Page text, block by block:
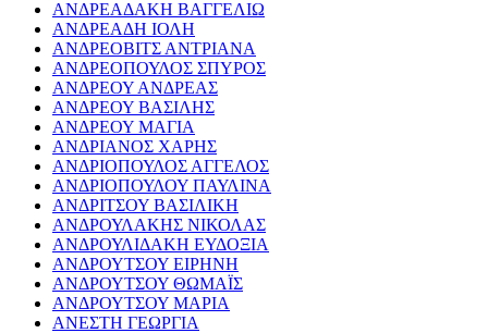
ΑΝΔΡΕΑΔΑΚΗ ΒΑΓΓΕΛΙΩ
ΑΝΔΡΕΑΔΗ ΙΟΛΗ
ΑΝΔΡΕΟΒΙΤΣ ΑΝΤΡΙΑΝΑ
ΑΝΔΡΕΟΠΟΥΛΟΣ ΣΠΥΡΟΣ
ΑΝΔΡΕΟΥ ΑΝΔΡΕΑΣ
ΑΝΔΡΕΟΥ ΒΑΣΙΛΗΣ
ΑΝΔΡΕΟΥ ΜΑΓΙΑ
ΑΝΔΡΙΑΝΟΣ ΧΑΡΗΣ
ΑΝΔΡΙΟΠΟΥΛΟΣ ΑΓΓΕΛΟΣ
ΑΝΔΡΙΟΠΟΥΛΟΥ ΠΑΥΛΙΝΑ
ΑΝΔΡΙΤΣΟΥ ΒΑΣΙΛΙΚΗ
ΑΝΔΡΟΥΛΑΚΗΣ ΝΙΚΟΛΑΣ
ΑΝΔΡΟΥΛΙΔΑΚΗ ΕΥΔΟΞΙΑ
ΑΝΔΡΟΥΤΣΟΥ ΕΙΡΗΝΗ
ΑΝΔΡΟΥΤΣΟΥ ΘΩΜΑΪΣ
ΑΝΔΡΟΥΤΣΟΥ ΜΑΡΙΑ
ΑΝΕΣΤΗ ΓΕΩΡΓΙΑ